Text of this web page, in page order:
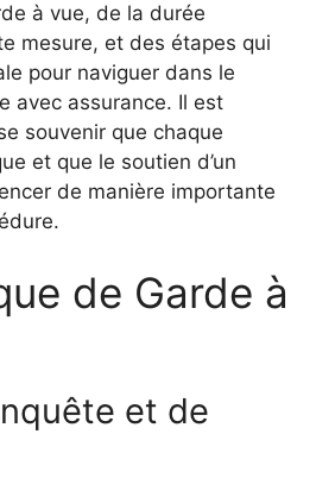
à vue, de la durée
mesure, et des étapes qui
pour naviguer dans le
avec assurance. Il est
souvenir que chaque
et que le soutien d’un
de manière importante
de Garde à
et de